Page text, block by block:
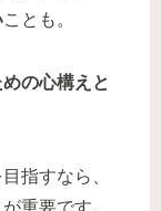
ことも。
の心構えと
指すなら、
重要です。